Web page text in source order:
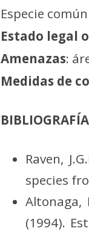
Especie común
Estado legal
Amenazas:
Medidas de
BIBLIOGRAFÍA
Raven,
species
Altonaga,
(1994).